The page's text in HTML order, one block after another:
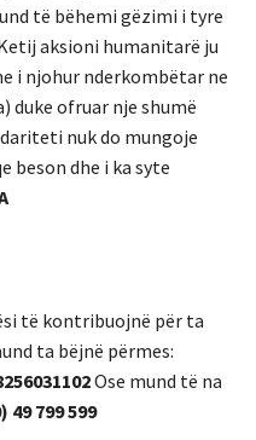
të bëhemi gëzimi i tyre
aksioni humanitarë ju
i njohur nderkombëtar ne
duke ofruar nje shumë
nuk do mungoje
beson dhe i ka syte
të kontribuojnë për ta
ta bëjnë përmes:
Ose mund të na
49 799 599